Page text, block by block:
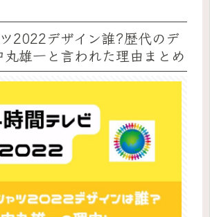
2022デザイン誰?歴代のデ
丸雄一と言われた理由まとめ